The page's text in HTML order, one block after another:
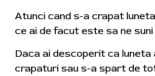
Atunci cand s-a crapat
ce ai de facut este sa ne suni
Daca ai descoperit ca luneta
crapaturi sau s-a spart de